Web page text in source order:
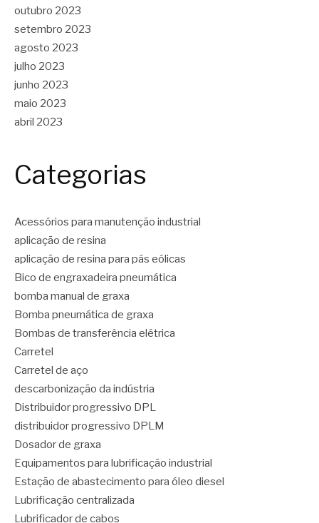
outubro 2023
setembro 2023
agosto 2023
julho 2023
junho 2023
maio 2023
abril 2023
Categorias
Acessórios para manutenção industrial
aplicação de resina
aplicação de resina para pás eólicas
Bico de engraxadeira pneumática
bomba manual de graxa
Bomba pneumática de graxa
Bombas de transferência elétrica
Carretel
Carretel de aço
descarbonização da indústria
Distribuidor progressivo DPL
distribuidor progressivo DPLM
Dosador de graxa
Equipamentos para lubrificação industrial
Estação de abastecimento para óleo diesel
Lubrificação centralizada
Lubrificador de cabos